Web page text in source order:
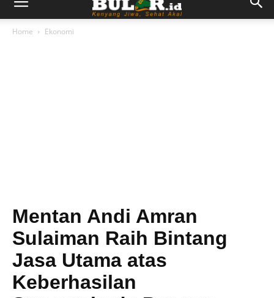
Home Ekonomi
Mentan Andi Amran
Sulaiman Raih Bintang
Jasa Utama atas
Keberhasilan